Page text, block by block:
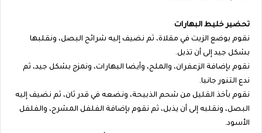
تحضير خليط البهارات
نقوم بوضع الزيت في مقلاة، ثم نضيف إليه شرائح البصل، ونقلبها
بشكل جيد إلى أن تذبل.
نقوم بإضافة الزعفران، والملح، وأيضا البهارات، ونمزج بشكل جيد، ثم
ندع التنور جانبا.
نقوم بأخذ القليل من شحم الذبيحة، ونضعه في قدر ثان، ثم نضيف إليه
البصل، ونقلبه إلى أن يذبل، ثم نقوم بإضافة الفلفل المشرح، والفلفل
الأسود.